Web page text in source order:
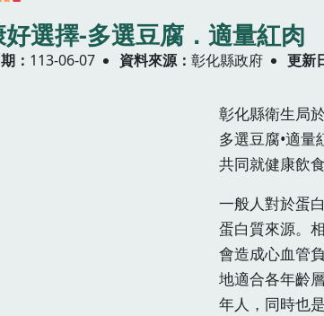
選擇-多選豆腐．適量紅肉
113-06-07 資料來源 彰化縣政府 更新
彰化縣衛生局
多選豆腐•適量
共同就健康飲
一般人對於蛋
蛋白質來源。
會造成心血管
地適合各年齡
年人，同時也